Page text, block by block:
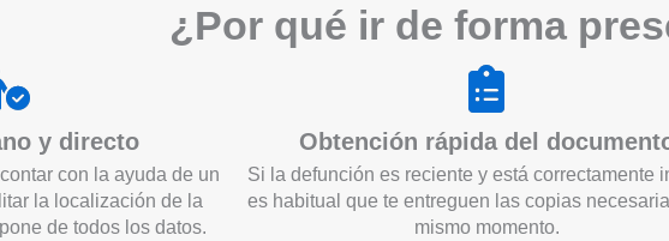
¿Por qué ir de forma
y directo
con la ayuda de un
la localización de la
de todos los datos.
Obtención rápida del
Si la defunción es reciente y está correctamente
es habitual que te entreguen las copias
mismo momento.